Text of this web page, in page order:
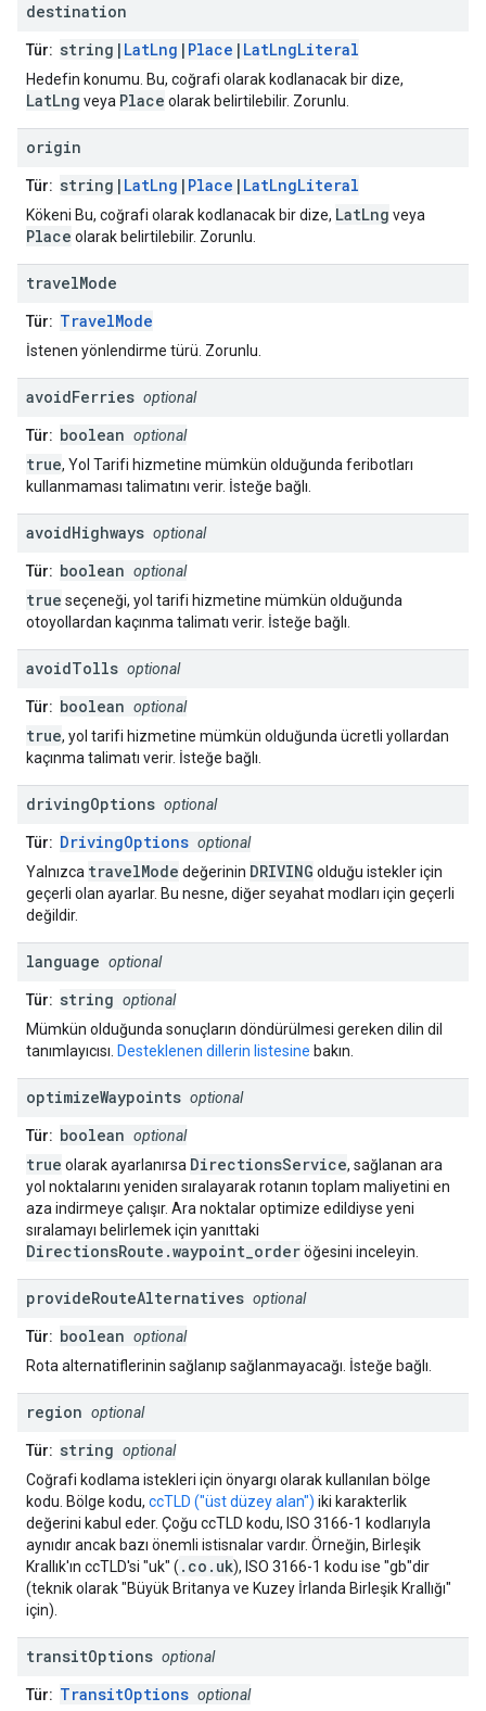
destination
Tür: string| LatLng | Place | LatLngLiteral
Hedefin konumu. Bu, coğrafi olarak kodlanacak bir dize,
LatLng veya Place olarak belirtilebilir. Zorunlu.
origin
Tür: string| LatLng | Place | LatLngLiteral
Kökeni Bu, coğrafi olarak kodlanacak bir dize, LatLng veya
Place olarak belirtilebilir. Zorunlu.
travelMode
Tür: TravelMode
İstenen yönlendirme türü. Zorunlu.
avoidFerries optional
Tür: boolean optional
true, Yol Tarifi hizmetine mümkün olduğunda feribotları
kullanmaması talimatını verir. İsteğe bağlı.
avoidHighways optional
Tür: boolean optional
true seçeneği, yol tarifi hizmetine mümkün olduğunda
otoyollardan kaçınma talimatı verir. İsteğe bağlı.
avoidTolls optional
Tür: boolean optional
true, yol tarifi hizmetine mümkün olduğunda ücretli yollardan
kaçınma talimatı verir. İsteğe bağlı.
drivingOptions optional
Tür: DrivingOptions optional
Yalnızca travelMode değerinin DRIVING olduğu istekler için
geçerli olan ayarlar. Bu nesne, diğer seyahat modları için geçerli
değildir.
language optional
Tür: string optional
Mümkün olduğunda sonuçların döndürülmesi gereken dilin dil
tanımlayıcısı. Desteklenen dillerin listesine bakın.
optimizeWaypoints optional
Tür: boolean optional
true olarak ayarlanırsa DirectionsService, sağlanan ara
yol noktalarını yeniden sıralayarak rotanın toplam maliyetini en
aza indirmeye çalışır. Ara noktalar optimize edildiyse yeni
sıralamayı belirlemek için yanıttaki
DirectionsRoute.waypoint_orderöğesini inceleyin.
provideRouteAlternatives optional
Tür: boolean optional
Rota alternatiflerinin sağlanıp sağlanmayacağı. İsteğe bağlı.
region optional
Tür: string optional
Coğrafi kodlama istekleri için önyargı olarak kullanılan bölge
kodu. Bölge kodu, ccTLD ("üst düzey alan") iki karakterlik
değerini kabul eder. Çoğu ccTLD kodu, ISO 3166-1 kodlarıyla
aynıdır ancak bazı önemli istisnalar vardır. Örneğin, Birleşik
Krallık'ın ccTLD'si "uk" ( .co.uk), ISO 3166-1 kodu ise "gb"dir
(teknik olarak "Büyük Britanya ve Kuzey İrlanda Birleşik Krallığı"
için).
transitOptions optional
Tür: TransitOptions optional